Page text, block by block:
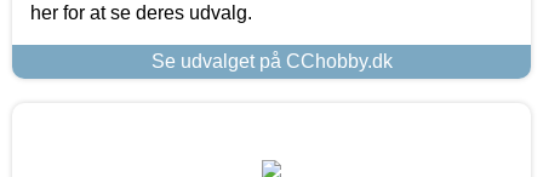
her for at se deres udvalg.
Se udvalget på CChobby.dk